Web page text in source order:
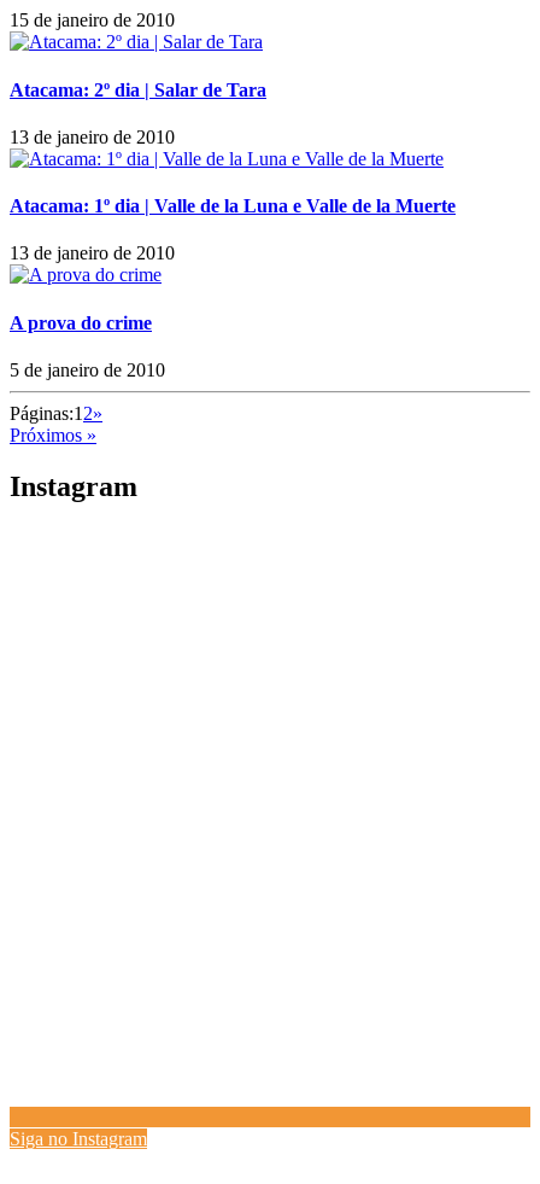
15 de janeiro de 2010
Atacama: 2º dia | Salar de Tara
13 de janeiro de 2010
Atacama: 1º dia | Valle de la Luna e Valle de la Muerte
13 de janeiro de 2010
A prova do crime
5 de janeiro de 2010
Páginas:1 2»
Próximos »
Instagram
Siga no Instagram